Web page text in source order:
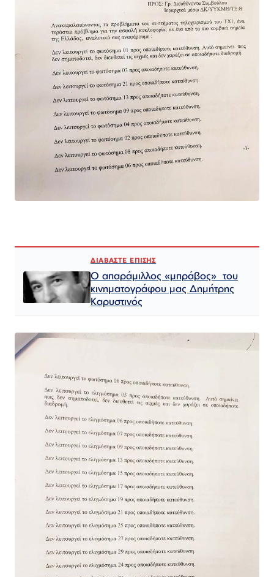
ΔΙΑΒΑΣΤΕ ΕΠΙΣΗΣ
Ο απαράμιλλος «μπράβος» του
κινηματογράφου μας Δημήτρης
Καρυστινός